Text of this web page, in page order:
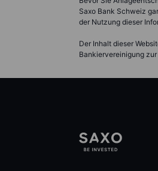
Saxo Bank Schweiz
der Nutzung dieser
Der Inhalt dieser
Bankiervereinigung